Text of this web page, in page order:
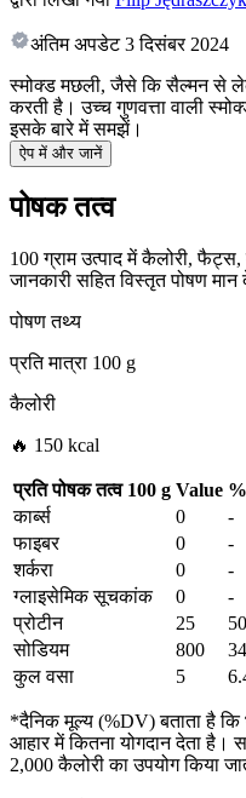
अंतिम अपडेट 3 दिसंबर 2024
स्मोक्ड मछली, जैसे कि सैल्मन से
करती है। उच्च गुणवत्ता वाली
इसके बारे में समझें।
ऐप में और जानें
पोषक तत्व
100 ग्राम उत्पाद में कैलोरी,
जानकारी सहित विस्तृत पोषण
पोषण तथ्य
प्रति मात्रा 100 g
कैलोरी
🔥 150 kcal
प्रति पोषक तत्व 100 g Value
कार्ब्स
0
-
फाइबर
0
-
शर्करा
0
-
ग्लाइसेमिक सूचकांक
0
-
प्रोटीन
25
सोडियम
800
कुल वसा
5
*दैनिक मूल्य (%DV) बताता है कि
आहार में कितना योगदान देता है।
2,000 कैलोरी का उपयोग किया